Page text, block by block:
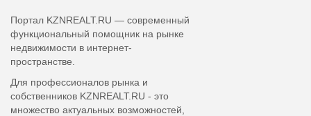
Портал KZNREALT.RU — современный
функциональный помощник на рынке
недвижимости в интернет-
пространстве.
Для профессионалов рынка и
собственников KZNREALT.RU - это
множество актуальных возможностей,